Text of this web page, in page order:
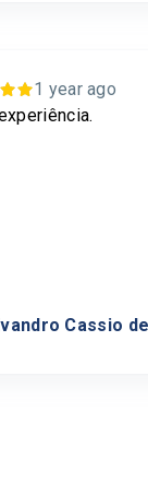
1 year ago
Cassio